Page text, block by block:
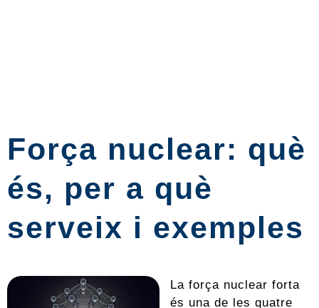
Força nuclear: què
és, per a què
serveix i exemples
La força nuclear forta
és una de les quatre